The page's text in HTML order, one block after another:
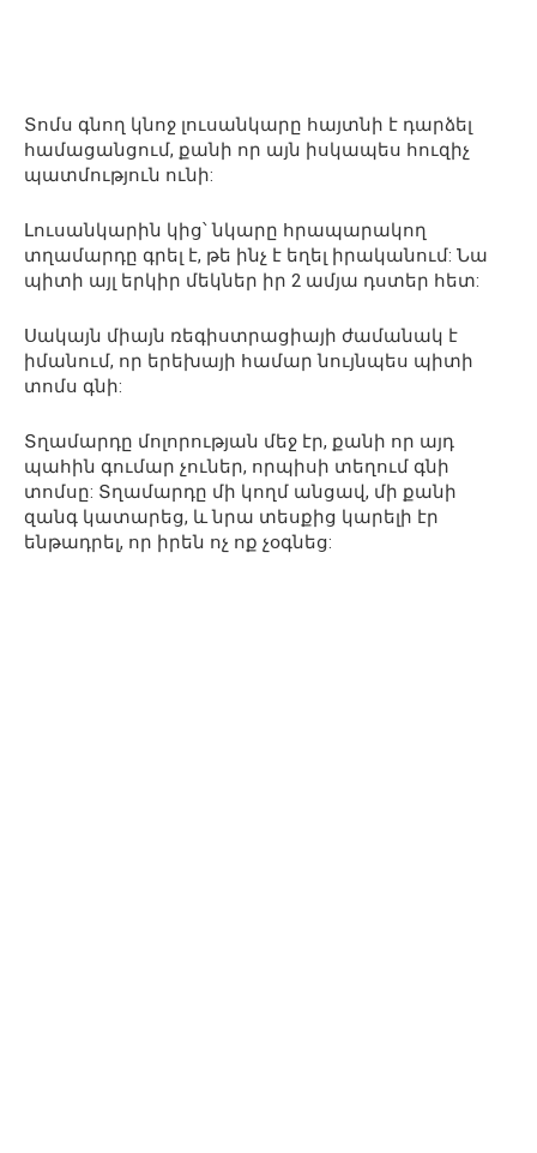
Տոմս գնող կնոջ լուսանկարը հայտնի է դարձել
համացանցում, քանի որ այն իսկապես հուզիչ
պատմություն ունի:
Լուսանկարին կից՝ նկարը հրապարակող
տղամարդը գրել է, թե ինչ է եղել իրականում: Նա
պիտի այլ երկիր մեկներ իր 2 ամյա դստեր հետ:
Սակայն միայն ռեգիստրացիայի ժամանակ է
իմանում, որ երեխայի համար նույնպես պիտի
տոմս գնի:
Տղամարդը մոլորության մեջ էր, քանի որ այդ
պահին գումար չուներ, որպիսի տեղում գնի
տոմսը: Տղամարդը մի կողմ անցավ, մի քանի
զանգ կատարեց, և նրա տեսքից կարելի էր
ենթադրել, որ իրեն ոչ ոք չօգնեց: